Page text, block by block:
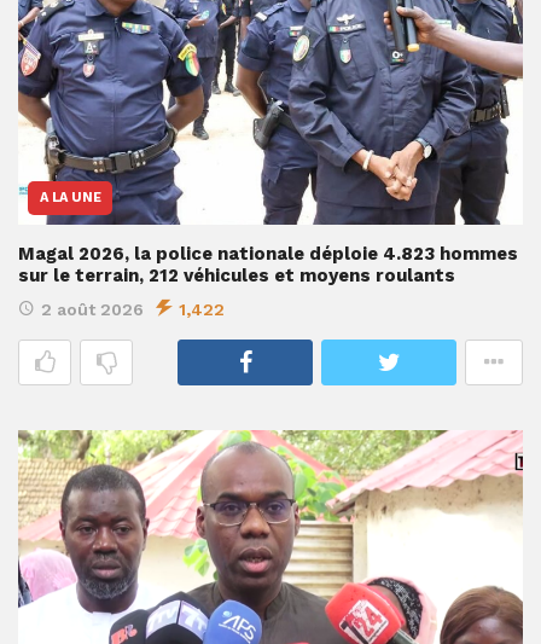
A LA UNE
Magal 2026, la police nationale déploie 4.823 hommes
sur le terrain, 212 véhicules et moyens roulants
2 août 2026 1,422